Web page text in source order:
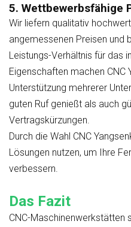
5. Wettbewerbsfähige
Wir liefern qualitativ
angemessenen Preisen und
Leistungs-Verhältnis für das
Eigenschaften machen CNC
Unterstützung mehrerer
guten Ruf genießt als auch
Vertragskürzungen.
Durch die Wahl CNC Yangsen
Lösungen nutzen, um Ihre
verbessern.
Das Fazit
CNC-Maschinenwerkstätten